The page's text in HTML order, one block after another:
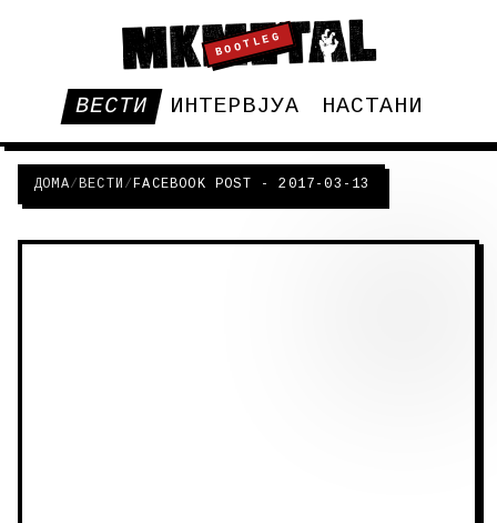
BOOTLEG
ВЕСТИ ИНТЕРВЈУА НАСТАНИ
ДОМА/ВЕСТИ /FACEBOOK POST - 2017-03-13